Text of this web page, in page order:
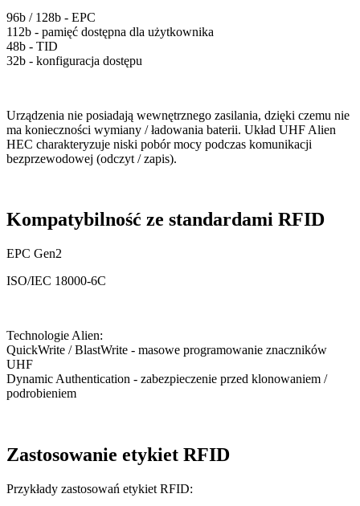
96b / 128b - EPC
112b - pamięć dostępna dla użytkownika
48b - TID
32b - konfiguracja dostępu
Urządzenia nie posiadają wewnętrznego zasilania, dzięki czemu nie
ma konieczności wymiany / ładowania baterii. Układ UHF Alien
HEC charakteryzuje niski pobór mocy podczas komunikacji
bezprzewodowej (odczyt / zapis).
Kompatybilność ze standardami RFID
EPC Gen2
ISO/IEC 18000-6C
Technologie Alien:
QuickWrite / BlastWrite - masowe programowanie znaczników
UHF
Dynamic Authentication - zabezpieczenie przed klonowaniem /
podrobieniem
Zastosowanie etykiet RFID
Przykłady zastosowań etykiet RFID: